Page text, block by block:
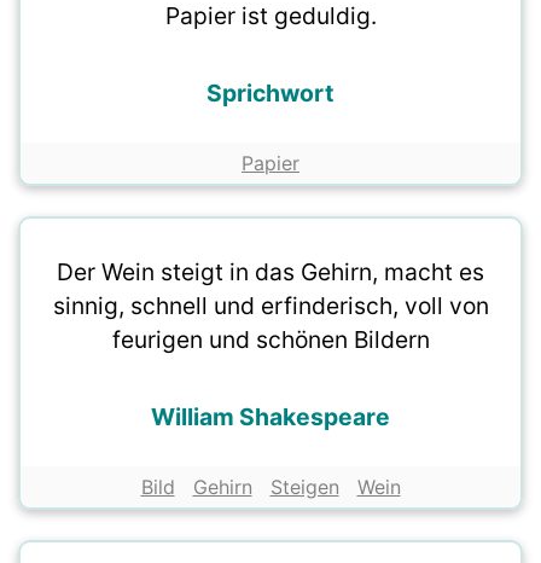
Papier ist geduldig.
Sprichwort
Papier
Der Wein steigt in das Gehirn, macht es
sinnig, schnell und erfinderisch, voll von
feurigen und schönen Bildern
William Shakespeare
Bild Gehirn Steigen Wein